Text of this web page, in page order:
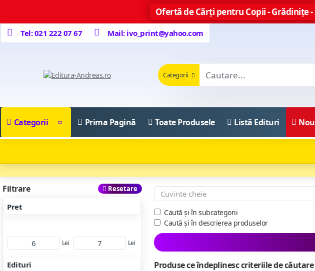
Ofertă de Cărți pentru Copii - Grădinițe -
Tel: 021 222 07 67 Mail: ivo_print@yahoo.com
Categorii
Categorii Prima Pagină Toate Produsele Listă Edituri
Filtrare Resetare
Pret
Lei Lei
Edituri
Caută și în subcategorii
Caută și în descrierea produselor
Produse ce îndeplinesc criteriile de căutare